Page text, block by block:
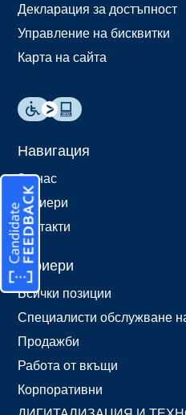
Декларация за достъпност
Управление на бисквитки
Карта на сайта
Навигация
За нас
Кариери
Контакти
Кариери
Всички позиции
Специалисти обслужване
Продажби
Работа от вкъщи
Корпоративни